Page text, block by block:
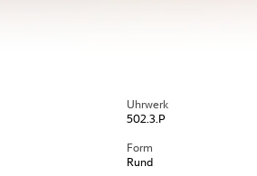
Uhrwerk
502.3.P
Form
Rund